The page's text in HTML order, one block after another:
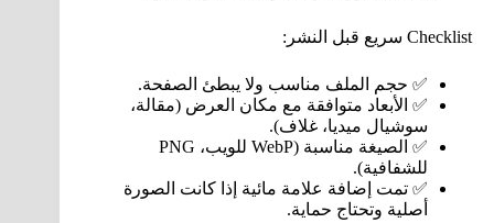
Checklist سريع قبل النشر:
✅ حجم الملف مناسب ولا يبطئ الصفحة.
✅ الأبعاد متوافقة مع مكان العرض (مقالة،
سوشيال ميديا، غلاف).
✅ الصيغة مناسبة (WebP للويب، PNG
للشفافية).
✅ تمت إضافة علامة مائية إذا كانت الصورة
أصلية وتحتاج حماية.